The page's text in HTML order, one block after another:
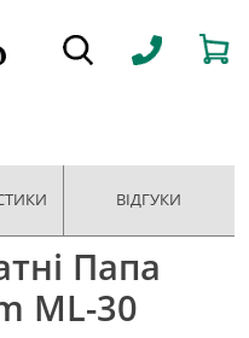
ВІДГУКИ
Папа
ML-30